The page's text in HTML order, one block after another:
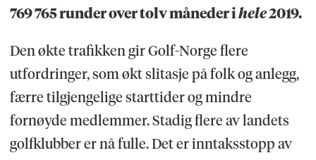
769 765 runder over tolv måneder ihele2019.
Den økte trafikken gir Golf-Norge flere
utfordringer, som økt slitasje på folk og anlegg,
færre tilgjengelige starttider og mindre
fornøyde medlemmer. Stadig flere av landets
golfklubber er nå fulle. Det er inntaksstopp av